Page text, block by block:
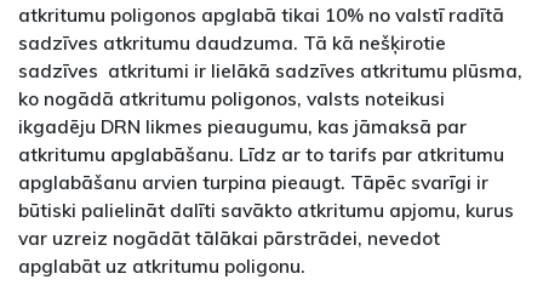
atkritumu poligonos apglabā tikai 10% no valstī radītā
sadzīves atkritumu daudzuma. Tā kā nešķirotie
sadzīves atkritumi ir lielākā sadzīves atkritumu plūsma,
ko nogādā atkritumu poligonos, valsts noteikusi
ikgadēju DRN likmes pieaugumu, kas jāmaksā par
atkritumu apglabāšanu. Līdz ar to tarifs par atkritumu
apglabāšanu arvien turpina pieaugt. Tāpēc svarīgi ir
būtiski palielināt dalīti savākto atkritumu apjomu, kurus
var uzreiz nogādāt tālākai pārstrādei, nevedot
apglabāt uz atkritumu poligonu.